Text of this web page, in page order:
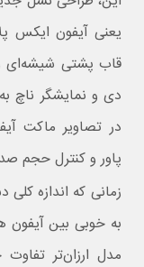
یعنی آیفون ایکس
قاب پشتی شیشه‌ای و
دی و نمایشگر ناچ
پاور و کنترل حجم
زمانی که اندازه